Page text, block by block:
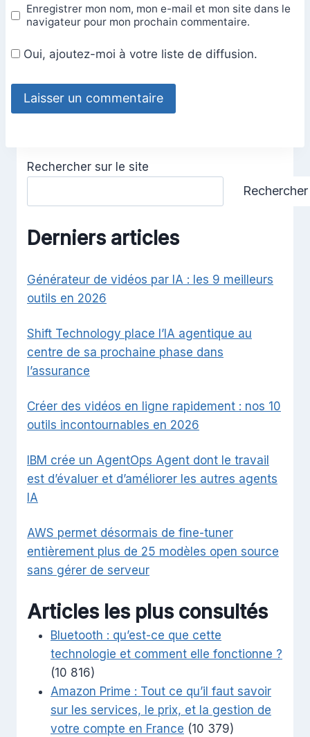
Enregistrer mon nom, mon e-mail et mon site dans le
navigateur pour mon prochain commentaire.
Oui, ajoutez-moi à votre liste de diffusion.
Rechercher sur le site
Rechercher
Derniers articles
Générateur de vidéos par IA : les 9 meilleurs
outils en 2026
Shift Technology place l’IA agentique au
centre de sa prochaine phase dans
l’assurance
Créer des vidéos en ligne rapidement : nos 10
outils incontournables en 2026
IBM crée un AgentOps Agent dont le travail
est d’évaluer et d’améliorer les autres agents
IA
AWS permet désormais de fine-tuner
entièrement plus de 25 modèles open source
sans gérer de serveur
Articles les plus consultés
Bluetooth : qu’est-ce que cette
technologie et comment elle fonctionne ?
(10 816)
Amazon Prime : Tout ce qu’il faut savoir
sur les services, le prix, et la gestion de
votre compte en France (10 379)